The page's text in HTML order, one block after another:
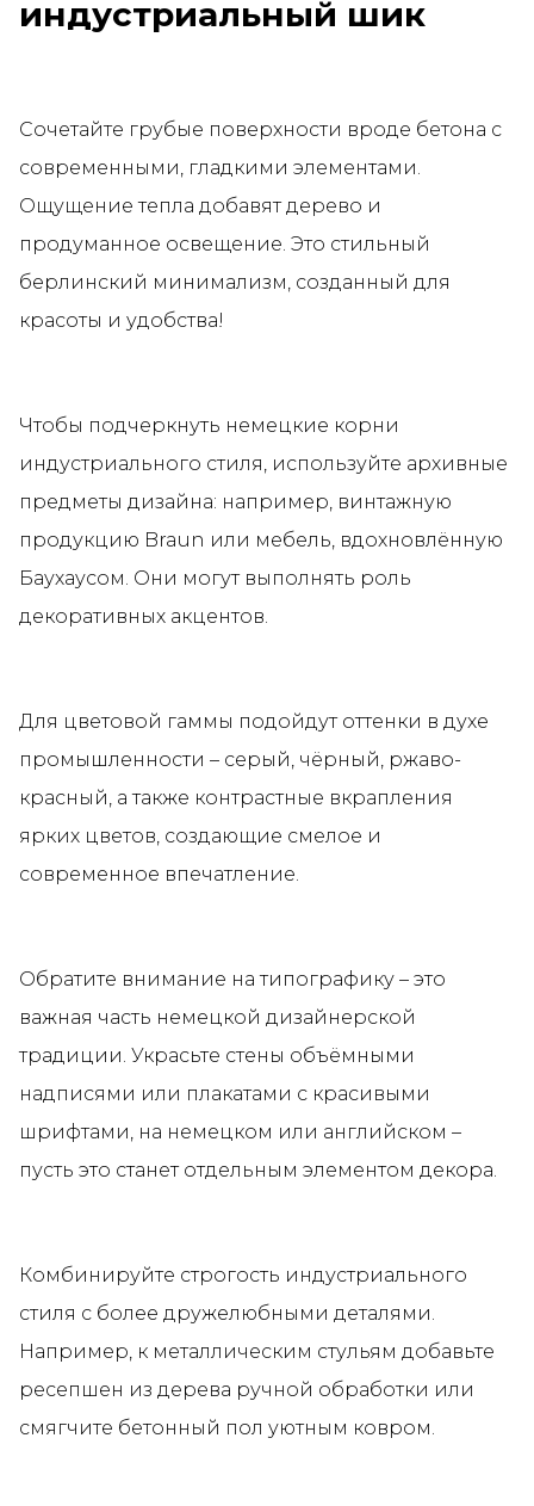
индустриальный шик
Сочетайте грубые поверхности вроде бетона с
современными, гладкими элементами.
Ощущение тепла добавят дерево и
продуманное освещение. Это стильный
берлинский минимализм, созданный для
красоты и удобства!
Чтобы подчеркнуть немецкие корни
индустриального стиля, используйте архивные
предметы дизайна: например, винтажную
продукцию Braun или мебель, вдохновлённую
Баухаусом. Они могут выполнять роль
декоративных акцентов.
Для цветовой гаммы подойдут оттенки в духе
промышленности – серый, чёрный, ржаво-
красный, а также контрастные вкрапления
ярких цветов, создающие смелое и
современное впечатление.
Обратите внимание на типографику – это
важная часть немецкой дизайнерской
традиции. Украсьте стены объёмными
надписями или плакатами с красивыми
шрифтами, на немецком или английском –
пусть это станет отдельным элементом декора.
Комбинируйте строгость индустриального
стиля с более дружелюбными деталями.
Например, к металлическим стульям добавьте
ресепшен из дерева ручной обработки или
смягчите бетонный пол уютным ковром.